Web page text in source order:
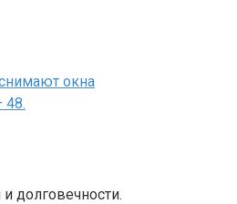
окна
48.
долговечности.